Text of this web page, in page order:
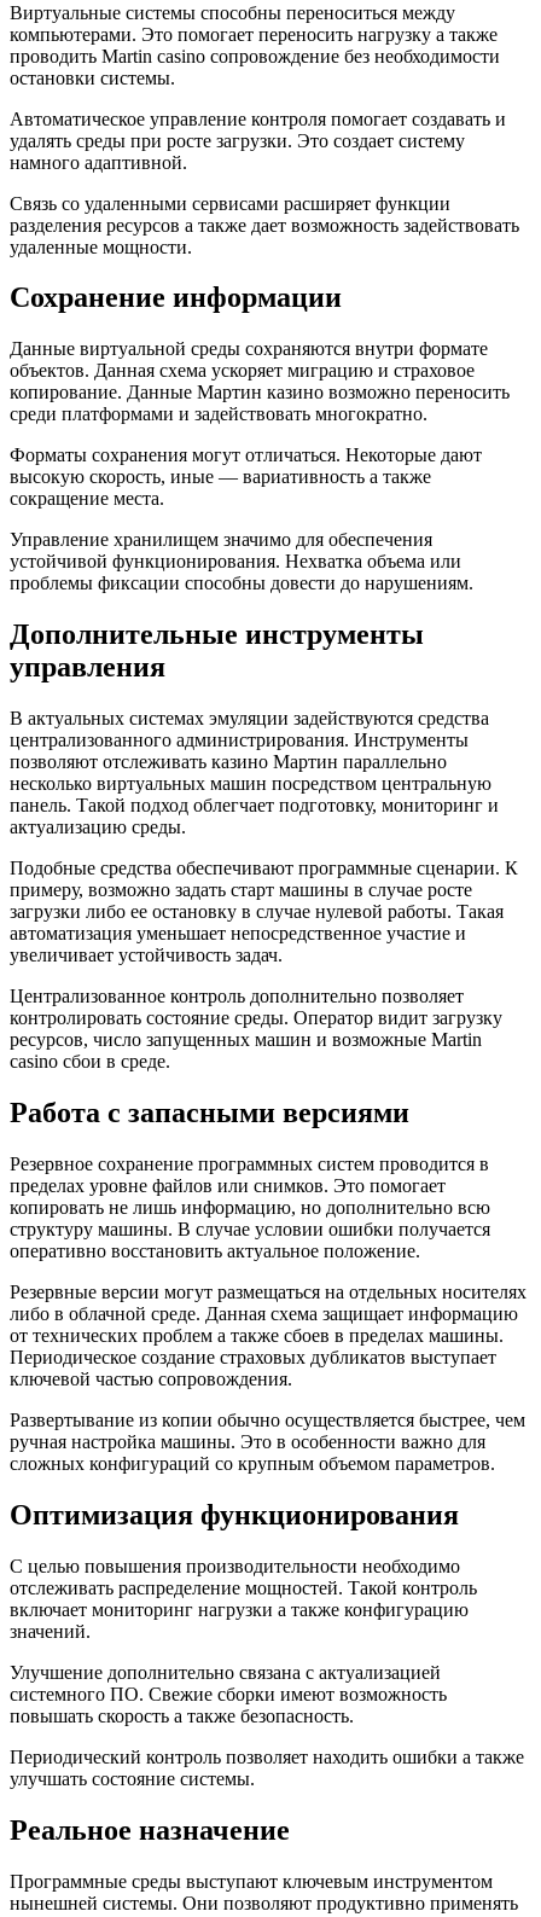
Виртуальные системы способны переноситься между
компьютерами. Это помогает переносить нагрузку а также
проводить Martin casino сопровождение без необходимости
остановки системы.
Автоматическое управление контроля помогает создавать и
удалять среды при росте загрузки. Это создает систему
намного адаптивной.
Связь со удаленными сервисами расширяет функции
разделения ресурсов а также дает возможность задействовать
удаленные мощности.
Сохранение информации
Данные виртуальной среды сохраняются внутри формате
объектов. Данная схема ускоряет миграцию и страховое
копирование. Данные Мартин казино возможно переносить
среди платформами и задействовать многократно.
Форматы сохранения могут отличаться. Некоторые дают
высокую скорость, иные — вариативность а также
сокращение места.
Управление хранилищем значимо для обеспечения
устойчивой функционирования. Нехватка объема или
проблемы фиксации способны довести до нарушениям.
Дополнительные инструменты
управления
В актуальных системах эмуляции задействуются средства
централизованного администрирования. Инструменты
позволяют отслеживать казино Мартин параллельно
несколько виртуальных машин посредством центральную
панель. Такой подход облегчает подготовку, мониторинг и
актуализацию среды.
Подобные средства обеспечивают программные сценарии. К
примеру, возможно задать старт машины в случае росте
загрузки либо ее остановку в случае нулевой работы. Такая
автоматизация уменьшает непосредственное участие и
увеличивает устойчивость задач.
Централизованное контроль дополнительно позволяет
контролировать состояние среды. Оператор видит загрузку
ресурсов, число запущенных машин и возможные Martin
casino сбои в среде.
Работа с запасными версиями
Резервное сохранение программных систем проводится в
пределах уровне файлов или снимков. Это помогает
копировать не лишь информацию, но дополнительно всю
структуру машины. В случае условии ошибки получается
оперативно восстановить актуальное положение.
Резервные версии могут размещаться на отдельных носителях
либо в облачной среде. Данная схема защищает информацию
от технических проблем а также сбоев в пределах машины.
Периодическое создание страховых дубликатов выступает
ключевой частью сопровождения.
Развертывание из копии обычно осуществляется быстрее, чем
ручная настройка машины. Это в особенности важно для
сложных конфигураций со крупным объемом параметров.
Оптимизация функционирования
С целью повышения производительности необходимо
отслеживать распределение мощностей. Такой контроль
включает мониторинг нагрузки а также конфигурацию
значений.
Улучшение дополнительно связана с актуализацией
системного ПО. Свежие сборки имеют возможность
повышать скорость а также безопасность.
Периодический контроль позволяет находить ошибки а также
улучшать состояние системы.
Реальное назначение
Программные среды выступают ключевым инструментом
нынешней системы. Они позволяют продуктивно применять